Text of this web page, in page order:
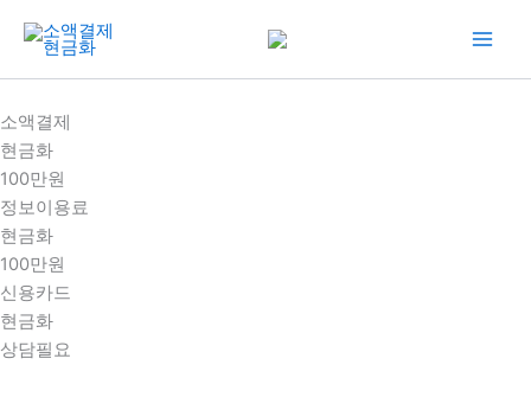
건
너
뛰
기
소액결제
현금화
100만원
정보이용료
현금화
100만원
신용카드
현금화
상담필요